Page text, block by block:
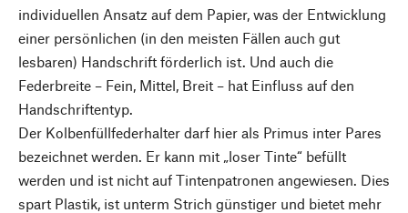
individuellen Ansatz auf dem Papier, was der Entwicklung
einer persönlichen (in den meisten Fällen auch gut
lesbaren) Handschrift förderlich ist. Und auch die
Federbreite – Fein, Mittel, Breit – hat Einfluss auf den
Handschriftentyp.
Der Kolbenfüllfederhalter darf hier als Primus inter Pares
bezeichnet werden. Er kann mit „loser Tinte“ befüllt
werden und ist nicht auf Tintenpatronen angewiesen. Dies
spart Plastik, ist unterm Strich günstiger und bietet mehr